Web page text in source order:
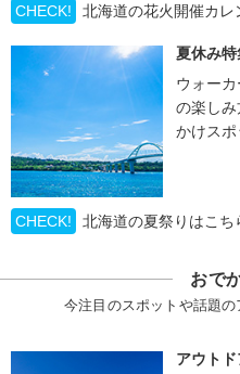
CHECK!
北海道の花火開催カレ
夏休み特
ウォー
の楽し
かけスポ
CHECK! 北海道の夏祭りはこち
おで
今注目のスポットや話題
アウト